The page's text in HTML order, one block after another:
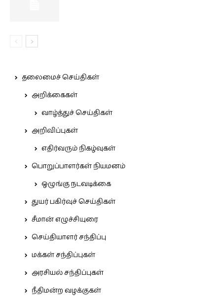
தலைமைச் செய்திகள்
அறிக்கைகள்
வாழ்த்துச் செய்திகள்
அறிவிப்புகள்
எதிர்வரும் நிகழ்வுகள்
பொறுப்பாளர்கள் நியமனம்
ஒழுங்கு நடவடிக்கை
துயர் பகிர்வுச் செய்திகள்
சீமான் எழுச்சியுரை
செய்தியாளர் சந்திப்பு
மக்கள் சந்திப்புகள்
அரசியல் சந்திப்புகள்
நீதிமன்ற வழக்குகள்